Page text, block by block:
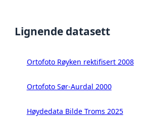
Lignende datasett
Ortofoto Røyken rektifisert 2008
Ortofoto Sør-Aurdal 2000
Høydedata Bilde Troms 2025